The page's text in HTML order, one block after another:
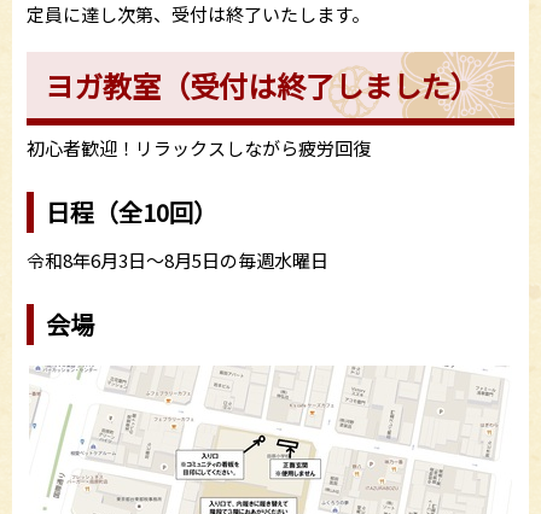
定員に達し次第、受付は終了いたします。
ヨガ教室（受付は終了しました）
初心者歓迎！リラックスしながら疲労回復
日程（全10回）
令和8年6月3日～8月5日の毎週水曜日
会場